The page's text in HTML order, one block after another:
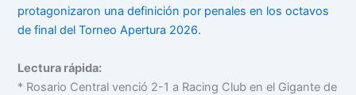
protagonizaron una definición por penales en los octavos
de final del Torneo Apertura 2026.
Lectura rápida:
* Rosario Central venció 2-1 a Racing Club en el Gigante de